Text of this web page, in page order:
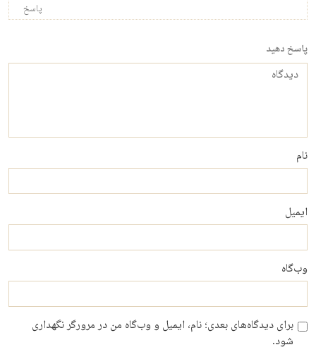
پاسخ
پاسخ دهید
دیدگاه
نام
ایمیل
وب‌گاه
برای دیدگاه‌های بعدی؛ نام، ایمیل و وب‌گاه من در مرورگر نگهداری
شود.